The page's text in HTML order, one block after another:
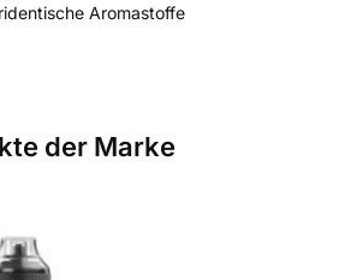
Aromastoffe
der Marke